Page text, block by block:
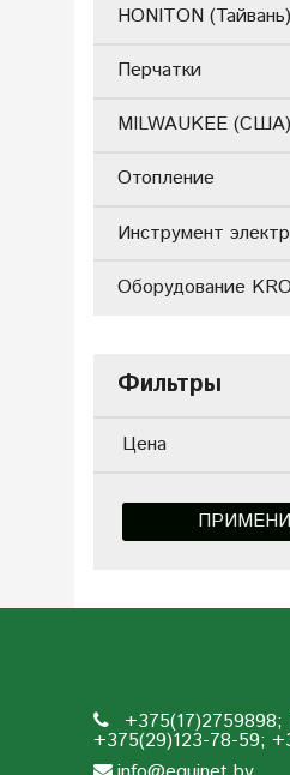
HONITON (Тайвань)
Перчатки
MILWAUKEE (США)
Отопление
Инструмент
Оборудование
Фильтры
Цена
+375(29)123-78-59;